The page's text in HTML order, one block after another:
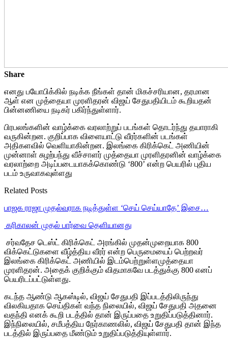
Share
எனது பயோபிக்கில் நடிக்க நீங்கள் தான் மிகச்சரியான, தரமான
ஆள் என முத்தையா முரளிதரன் விஜய் சேதுபதியிடம் கூறியதன்
பின்னணியை நடிகர் பகிர்ந்துள்ளார்.
பிரபலங்களின் வாழ்க்கை வரலாற்றுப் படங்கள் தொடர்ந்து தயாராகி
வருகின்றன. குறிப்பாக விளையாட்டு வீரர்களின் படங்கள்
அதிகளவில் வெளியாகின்றன. இலங்கை கிரிக்கெட் அணியின்
முன்னாள் சுழற்பந்து வீச்சாளர் முத்தையா முரளிதரனின் வாழ்க்கை
வரலாற்றை அடிப்படையாகக்கொண்டு ‘800’ என்ற பெயரில் புதிய
படம் உருவாகவுள்ளது
Related Posts
பாஜக ராஜா முதல்வராக நடித்துள்ள ‘செய் செய்யாதே’ இசை…
‎ கரிகாலன் முதல் பார்வை தெளியானது
சர்வதேச டெஸ்ட் கிரிக்கெட் அரங்கில் முதன்முறையாக 800
விக்கெட்டுகளை வீழ்த்திய வீரர் என்ற பெருமையைப் பெற்றவர்
இலங்கை கிரிக்கெட் அணியில் இடம்பெற்றுள்ளமுத்தையா
முரளிதரன். அதைக் குறிக்கும் விதமாகவே படத்துக்கு 800 எனப்
பெயரிடப்பட்டுள்ளது.
கடந்த ஆண்டு ஆகஸ்டில், விஜய் சேதுபதி இப்படத்திலிருந்து
விலகியதாக செய்திகள் வந்த நிலையில், விஜய் சேதுபதி அதனை
வதந்தி எனக் கூறி படத்தில் தான் இருப்பதை உறுதிப்படுத்தினார்.
இந்நிலையில், சமீபத்திய நேர்காணலில், விஜய் சேதுபதி தான் இந்த
படத்தில் இருப்பதை மீண்டும் உறுதிப்படுத்தியுள்ளார்.